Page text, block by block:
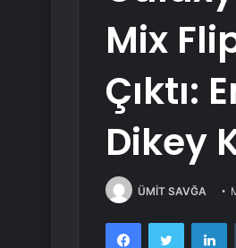
Mix
Çıktı:
Dikey
ÜMİT SAVĞA
FacebookTwitter